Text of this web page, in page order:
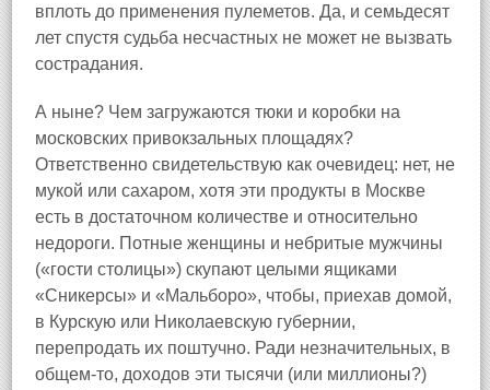
вплоть до применения пулеметов. Да, и семьдесят
лет спустя судьба несчастных не может не вызвать
сострадания.
А ныне? Чем загружаются тюки и коробки на
московских привокзальных площадях?
Ответственно свидетельствую как очевидец: нет, не
мукой или сахаром, хотя эти продукты в Москве
есть в достаточном количестве и относительно
недороги. Потные женщины и небритые мужчины
(«гости столицы») скупают целыми ящиками
«Сникерсы» и «Мальборо», чтобы, приехав домой,
в Курскую или Николаевскую губернии,
перепродать их поштучно. Ради незначительных, в
общем‑то, доходов эти тысячи (или миллионы?)